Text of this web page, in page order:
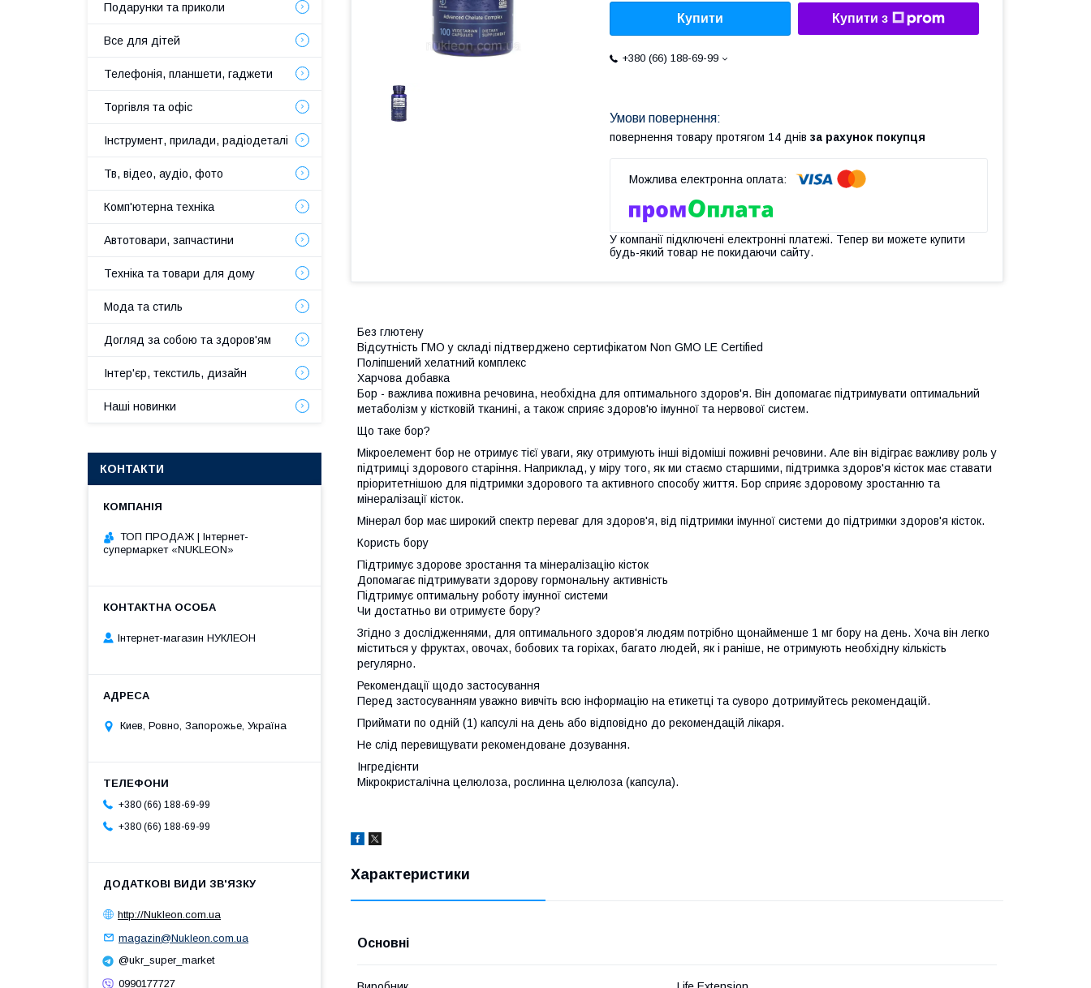
Купити Купити з
+380 (66) 188-69-99
повернення товару протягом 14 днів за рахунок покупця
У компанії підключені електронні платежі. Тепер ви можете купити
будь-який товар не покидаючи сайту.
Без глютену
Відсутність ГМО у складі підтверджено сертифікатом Non GMO LE Certified
Поліпшений хелатний комплекс
Харчова добавка
Бор - важлива поживна речовина, необхідна для оптимального здоров'я. Він допомагає підтримувати оптимальний
метаболізм у кістковій тканині, а також сприяє здоров'ю імунної та нервової систем.
Що таке бор?
Мікроелемент бор не отримує тієї уваги, яку отримують інші відоміші поживні речовини. Але він відіграє важливу роль у
підтримці здорового старіння. Наприклад, у міру того, як ми стаємо старшими, підтримка здоров'я кісток має ставати
пріоритетнішою для підтримки здорового та активного способу життя. Бор сприяє здоровому зростанню та
мінералізації кісток.
Мінерал бор має широкий спектр переваг для здоров'я, від підтримки імунної системи до підтримки здоров'я кісток.
Користь бору
Підтримує здорове зростання та мінералізацію кісток
Допомагає підтримувати здорову гормональну активність
Підтримує оптимальну роботу імунної системи
Чи достатньо ви отримуєте бору?
Згідно з дослідженнями, для оптимального здоров'я людям потрібно щонайменше 1 мг бору на день. Хоча він легко
міститься у фруктах, овочах, бобових та горіхах, багато людей, як і раніше, не отримують необхідну кількість
регулярно.
Рекомендації щодо застосування
Перед застосуванням уважно вивчіть всю інформацію на етикетці та суворо дотримуйтесь рекомендацій.
Приймати по одній (1) капсулі на день або відповідно до рекомендацій лікаря.
Не слід перевищувати рекомендоване дозування.
Інгредієнти
Мікрокристалічна целюлоза, рослинна целюлоза (капсула).
Характеристики
Основні
Подарунки та приколи
Все для дітей
Телефонія, планшети, гаджети
Торгівля та офіс
Інструмент, прилади, радіодеталі
Тв, відео, аудіо, фото
Комп'ютерна техніка
Автотовари, запчастини
Техніка та товари для дому
Мода та стиль
Догляд за собою та здоров'ям
Інтер'єр, текстиль, дизайн
Наші новинки
КОНТАКТИ
ТОП ПРОДАЖ | Інтернет-
супермаркет «NUKLEON»
Інтернет-магазин НУКЛЕОН
Киев, Ровно, Запорожье, Україна
+380 (66) 188-69-99
+380 (66) 188-69-99
http://Nukleon.com.ua
magazin@Nukleon.com.ua
@ukr_super_market
0990177727